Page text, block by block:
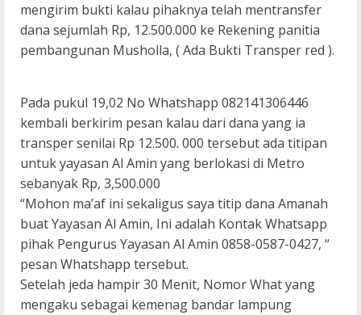
mengirim bukti kalau pihaknya telah mentransfer
dana sejumlah Rp, 12.500.000 ke Rekening panitia
pembangunan Musholla, ( Ada Bukti Transper red ).
Pada pukul 19,02 No Whatshapp 082141306446
kembali berkirim pesan kalau dari dana yang ia
transper senilai Rp 12.500. 000 tersebut ada titipan
untuk yayasan Al Amin yang berlokasi di Metro
sebanyak Rp, 3,500.000
“Mohon ma’af ini sekaligus saya titip dana Amanah
buat Yayasan Al Amin, Ini adalah Kontak Whatsapp
pihak Pengurus Yayasan Al Amin 0858-0587-0427, “
pesan Whatshapp tersebut.
Setelah jeda hampir 30 Menit, Nomor What yang
mengaku sebagai kemenag bandar lampung